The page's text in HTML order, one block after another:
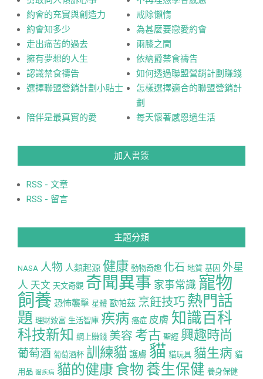
約會的充實與創造力
戒除懶惰
約會知多少
為甚麼要戀愛約會
走出痛苦的過去
兩膝之間
擁有夢想的人生
依納爵禁食禱告
認識禁食禱告
如何透過聯盟營銷計劃賺錢
選擇聯盟營銷計劃小貼士
怎樣選擇適合的聯盟營銷計
劃
陪伴是最真實的愛
每天懷著感恩過生活
加入書簽
RSS - 文章
RSS - 留言
主題分類
NASA 人物 人類起源 健康 動物奇趣 化石 地質 基因 外星
人 天文 天文奇觀 奇聞異事 家事常識 寵物
飼養 恐怖襲擊 星體 歐帕茲 烹飪技巧 熱門話
題 理財致富 生活智庫 疾病 癌症 皮膚 知識百科
科技新知 網上賺錢 美容 考古 聖經 興趣時尚
葡萄酒 葡萄酒杯 訓練貓 護膚 貓 貓玩具 貓生病 貓
用品 貓疾病 貓的健康 食物 養生保健 養身保健